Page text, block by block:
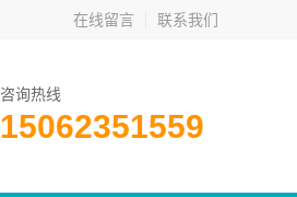
在线留言 联系我们
咨询热线
15062351559